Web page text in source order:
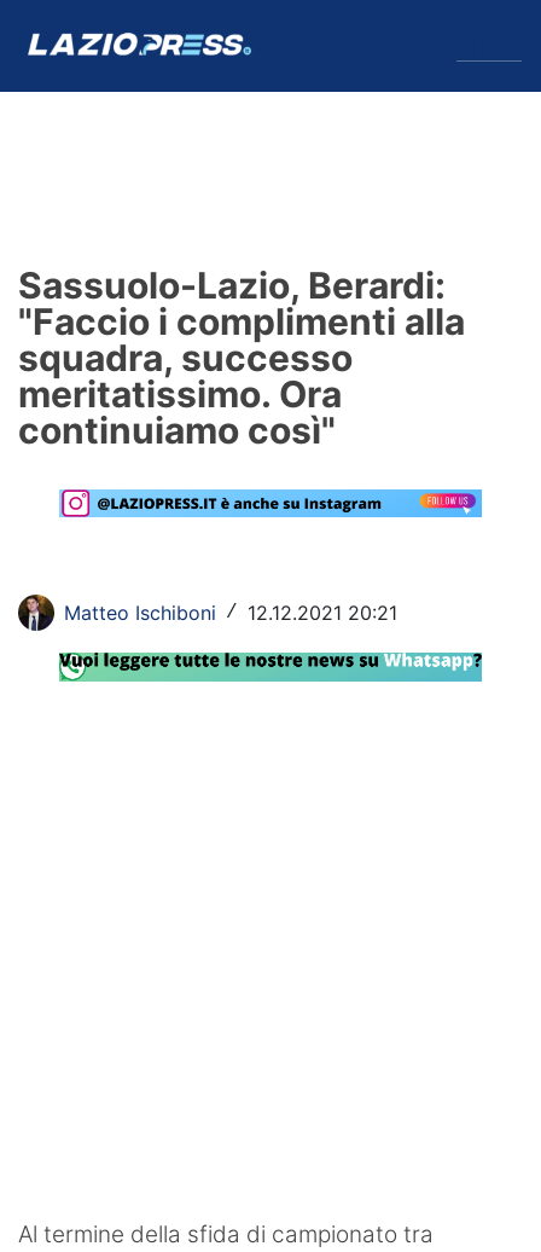
Formello
Infortuni
Primavera
Lazio Women
Social
Calcio
Sassuolo-Lazio, Berardi:
"Faccio i complimenti alla
squadra, successo
meritatissimo. Ora
continuiamo così"
Matteo Ischiboni / 12.12.2021 20:21
Al termine della sfida di campionato tra